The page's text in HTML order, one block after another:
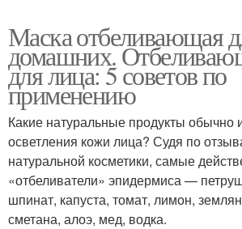
Маска отбеливающая
домашних.
для лица: 5 советов по
применению
Какие натуральные продукты обычно
осветления кожи лица? Судя по
натуральной косметики, самые
«отбеливатели» эпидермиса —
шпинат, капуста, томат, лимон,
сметана, алоэ, мед, водка.